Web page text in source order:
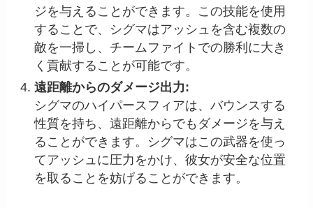
ジを与えることができます。この技能を使用
することで、シグマはアッシュを含む複数の
敵を一掃し、チームファイトでの勝利に大き
く貢献することが可能です。
遠距離からのダメージ出力:
シグマのハイパースフィアは、バウンスする
性質を持ち、遠距離からでもダメージを与え
ることができます。シグマはこの武器を使っ
てアッシュに圧力をかけ、彼女が安全な位置
を取ることを妨げることができます。